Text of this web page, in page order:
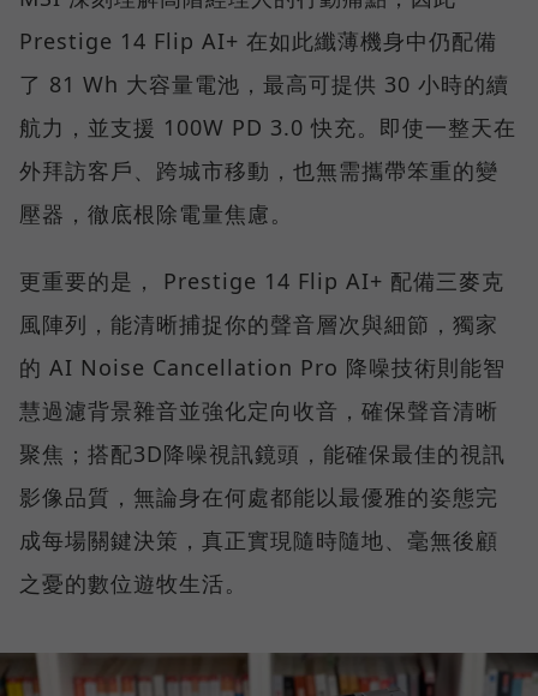
Prestige 14 Flip AI+ 在如此纖薄機身中仍配備
了 81 Wh 大容量電池，最高可提供 30 小時的續
航力，並支援 100W PD 3.0 快充。即使一整天在
外拜訪客戶、跨城市移動，也無需攜帶笨重的變
壓器，徹底根除電量焦慮。
更重要的是， Prestige 14 Flip AI+ 配備三麥克
風陣列，能清晰捕捉你的聲音層次與細節，獨家
的 AI Noise Cancellation Pro 降噪技術則能智
慧過濾背景雜音並強化定向收音，確保聲音清晰
聚焦；搭配3D降噪視訊鏡頭，能確保最佳的視訊
影像品質，無論身在何處都能以最優雅的姿態完
成每場關鍵決策，真正實現隨時隨地、毫無後顧
之憂的數位遊牧生活。